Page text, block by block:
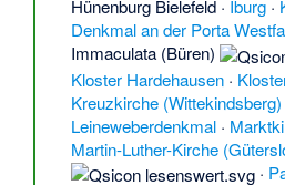
Hünenburg Bielefeld · Iburg ·
Denkmal an der Porta
Immaculata (Büren)
Kloster Hardehausen ·
Kreuzkirche (Wittekindsberg)
Leineweberdenkmal ·
Martin-Luther-Kirche
·